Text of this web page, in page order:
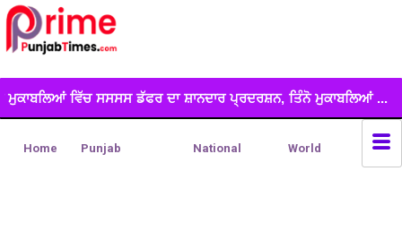
ਦਾ ਸ਼ਾਨਦਾਰ ਪ੍ਰਦਰਸ਼ਨ, ਤਿੰਨੋ ਮੁਕਾਬਲਿਆਂ ... *ਲੁੱਟ ਖੋਹ ਕੀਤੇ
Home Punjab National World